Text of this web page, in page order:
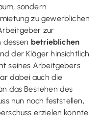
sondern
zu gewerblichen
zur
dessen betrieblichen
der Kläger hinsichtlich
seines Arbeitgebers
dabei auch die
das Bestehen des
nun noch feststellen,
erzielen konnte.